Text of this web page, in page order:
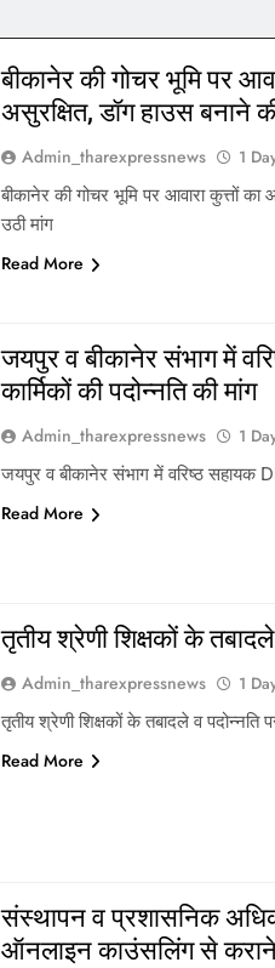
बीकानेर की गोचर भूमि पर
असुरक्षित, डॉग हाउस बनाने
Admin_tharexpressnews 1
बीकानेर की गोचर भूमि पर आवारा कुत्तों
उठी मांग
Read More
जयपुर व बीकानेर संभाग में
कार्मिकों की पदोन्नति की मांग
Admin_tharexpressnews 1
जयपुर व बीकानेर संभाग में वरिष्ठ सहायक
Read More
तृतीय श्रेणी शिक्षकों के
Admin_tharexpressnews 1
तृतीय श्रेणी शिक्षकों के तबादले व पदोन्नति
Read More
संस्थापन व प्रशासनिक
ऑनलाइन काउंसलिंग से कराने